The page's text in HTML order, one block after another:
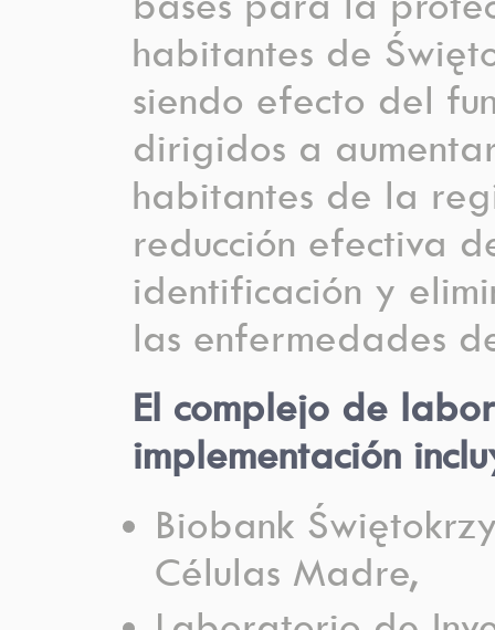
habitantes de
siendo efecto del
dirigidos a
habitantes de la
reducción efectiva
identificación y
las enfermedades
El complejo de
implementación
Biobank
Células Madre,